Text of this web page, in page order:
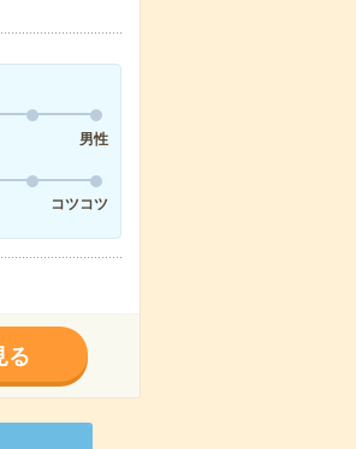
男性
コツコツ
る